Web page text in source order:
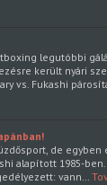
legutóbbi
került nyári
vs. Fukashi
de egyben
alapított 1985-
vann…